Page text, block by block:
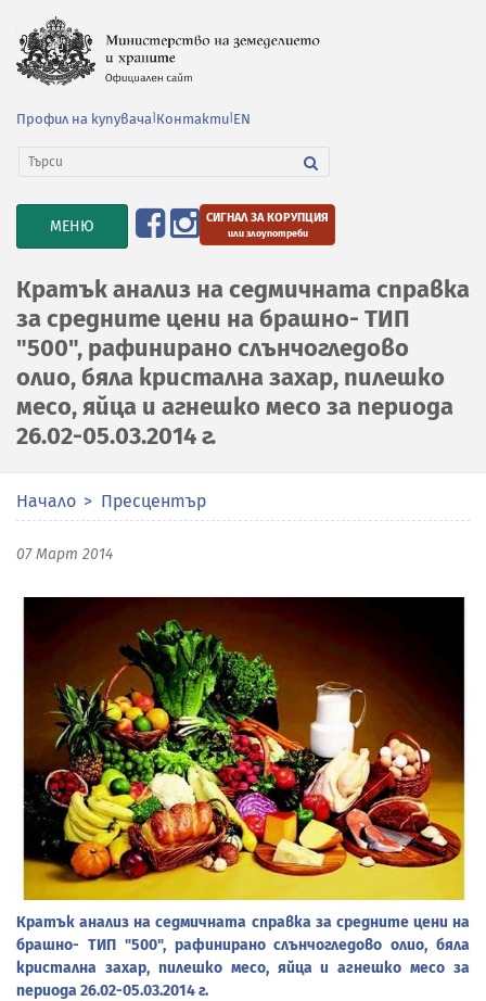
Профил на купувача Контакти EN
TOGGLE
NAVIGATION
МЕНЮ СИГНАЛ ЗА КОРУПЦИЯ
или злоупотреби
Кратък анализ на седмичната справка
за средните цени на брашно- ТИП
"500", рафинирано слънчогледово
олио, бяла кристална захар, пилешко
месо, яйца и агнешко месо за периода
26.02-05.03.2014 г.
Начало Пресцентър
07 Март 2014
Кратък анализ на седмичната справка за средните цени на
брашно- ТИП "500", рафинирано слънчогледово олио, бяла
кристална захар, пилешко месо, яйца и агнешко месо за
периода 26.02-05.03.2014 г.